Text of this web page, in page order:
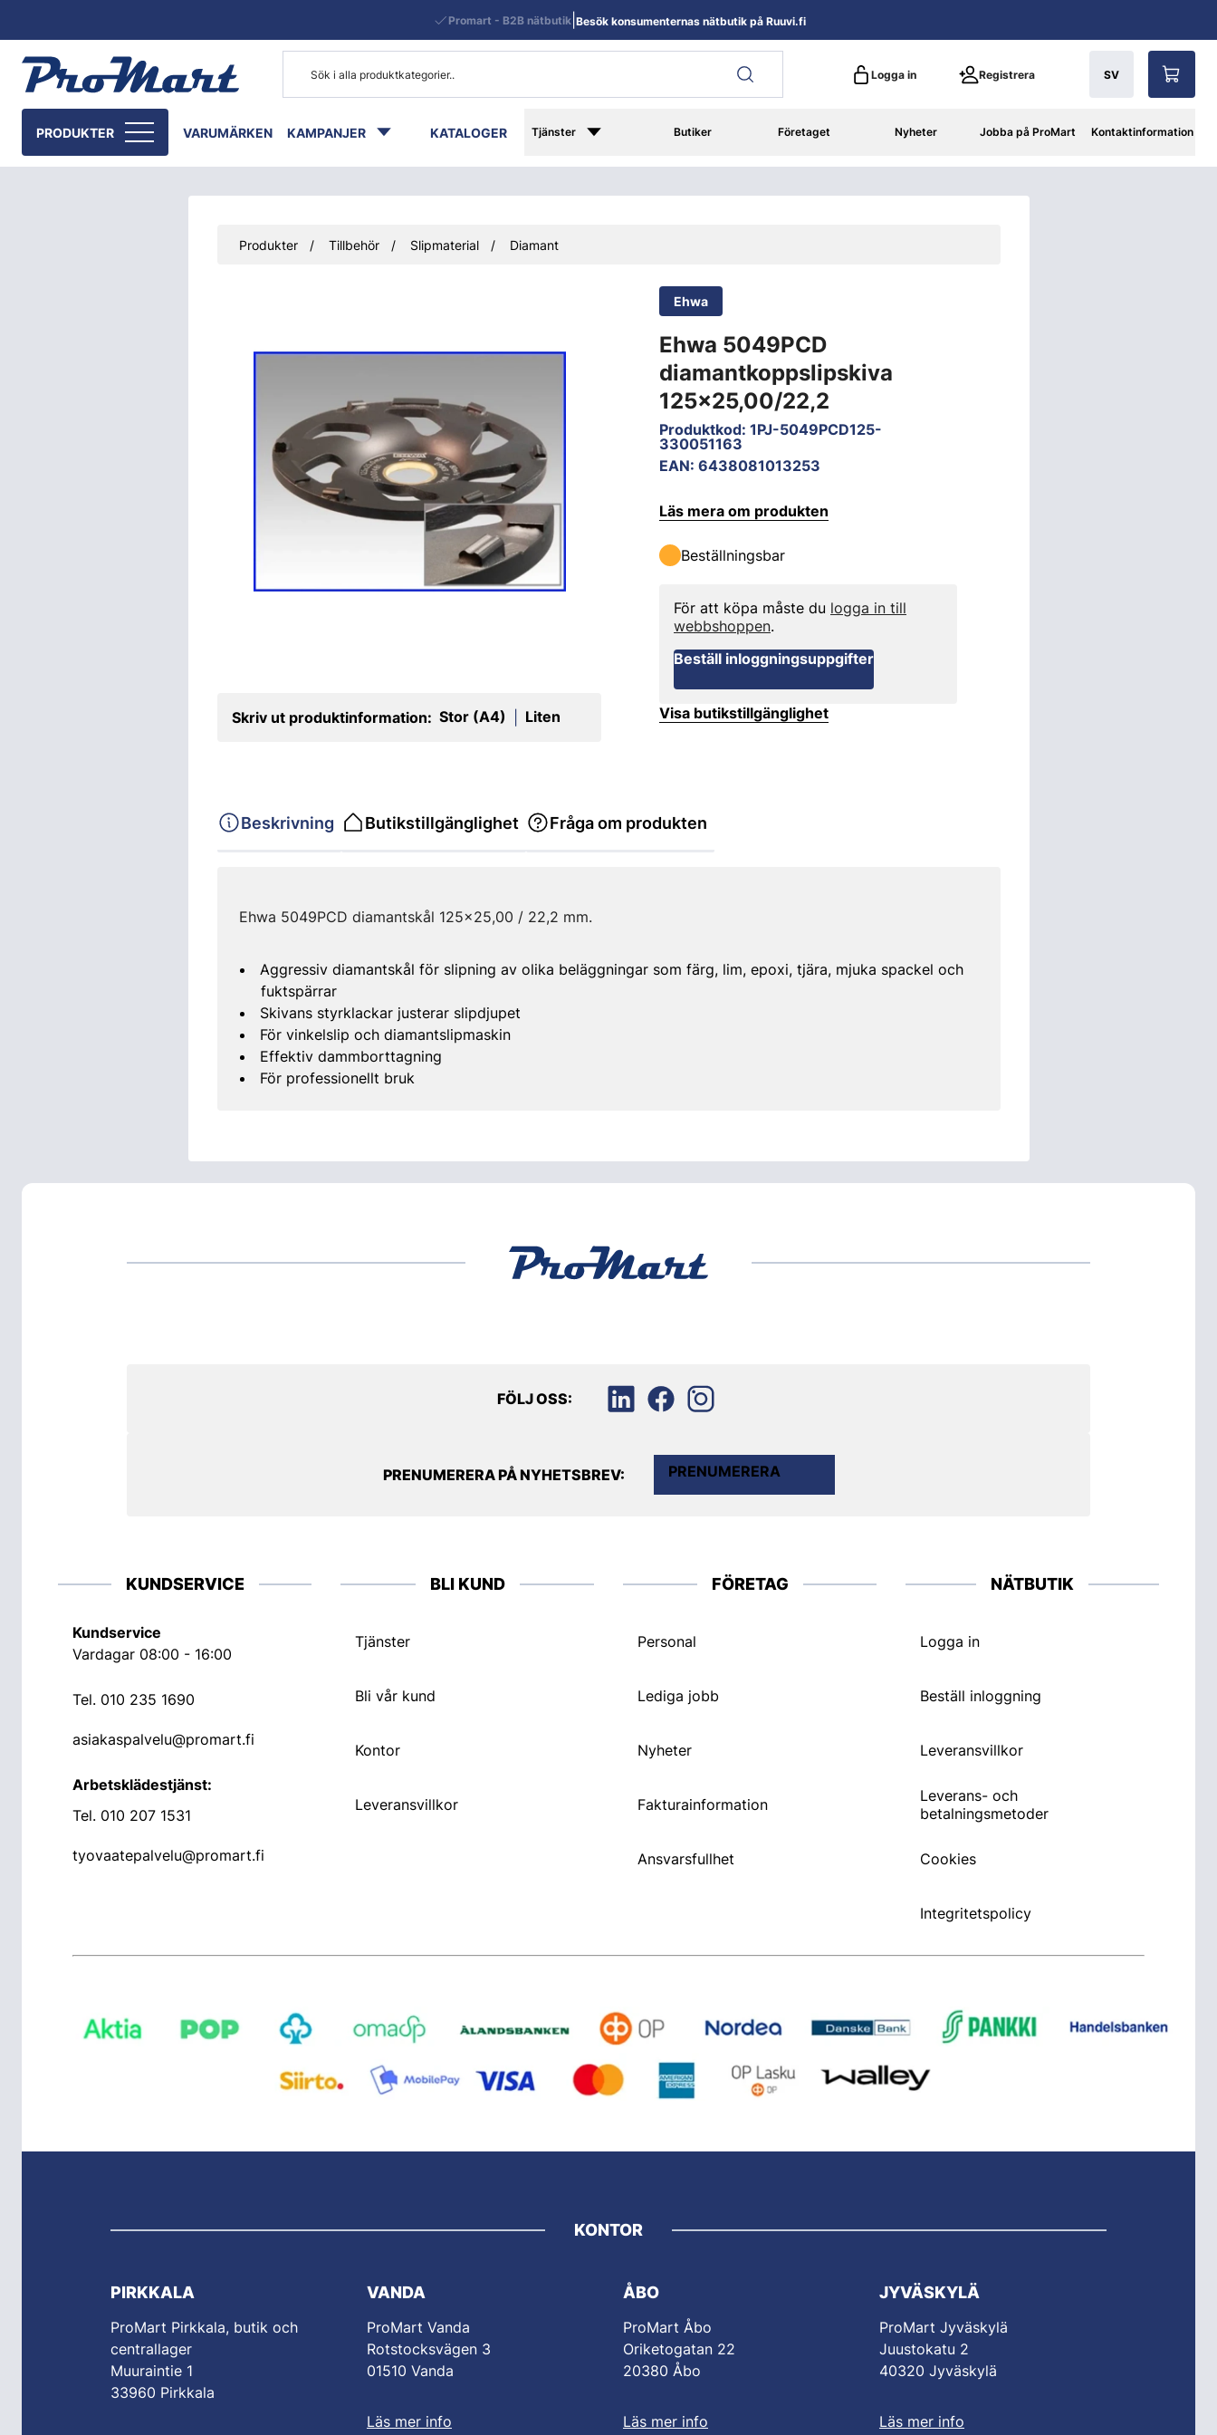
Logga in Registrera SV
PRODUKTER VARUMÄRKEN KAMPANJER KATALOGER Tjänster Butiker Företaget Nyheter Jobba på ProMart Kontaktinformation
Promart - B2B nätbutik Besök konsumenternas nätbutik på Ruuvi.fi
Produkter Tillbehör Slipmaterial Diamant
Ehwa
Ehwa 5049PCD
diamantkoppslipskiva
125x25,00/22,2
Produktkod: 1PJ-5049PCD125-
330051163
EAN: 6438081013253
Skriv ut produktinformation: Stor (A4) Liten
Läs mera om produkten
Beställningsbar
För att köpa måste du logga in till
webbshoppen.
Beställ inloggningsuppgifter
Visa butikstillgänglighet
Beskrivning Butikstillgänglighet Fråga om produkten
Ehwa 5049PCD diamantskål 125x25,00 / 22,2 mm.
Aggressiv diamantskål för slipning av olika beläggningar som färg, lim, epoxi, tjära, mjuka spackel och
fuktspärrar
Skivans styrklackar justerar slipdjupet
För vinkelslip och diamantslipmaskin
Effektiv dammborttagning
För professionellt bruk
FÖLJ OSS:
PRENUMERERA PÅ NYHETSBREV: PRENUMERERA
KUNDSERVICE
Kundservice
Vardagar 08:00 - 16:00
Tel. 010 235 1690
asiakaspalvelu@promart.fi
Arbetsklädestjänst:
Tel. 010 207 1531
tyovaatepalvelu@promart.fi
BLI KUND
Tjänster
Bli vår kund
Kontor
Leveransvillkor
FÖRETAG
Personal
Lediga jobb
Nyheter
Fakturainformation
Ansvarsfullhet
NÄTBUTIK
Logga in
Beställ inloggning
Leveransvillkor
Leverans- och
betalningsmetoder
Cookies
Integritetspolicy
KONTOR
PIRKKALA
ProMart Pirkkala, butik och
centrallager
Muuraintie 1
33960 Pirkkala
VANDA
ProMart Vanda
Rotstocksvägen 3
01510 Vanda
Läs mer info
ÅBO
ProMart Åbo
Oriketogatan 22
20380 Åbo
Läs mer info
JYVÄSKYLÄ
ProMart Jyväskylä
Juustokatu 2
40320 Jyväskylä
Läs mer info